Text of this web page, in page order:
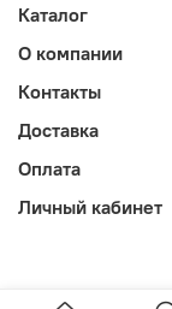
Каталог
О компании
Контакты
Доставка
Оплата
Личный кабинет